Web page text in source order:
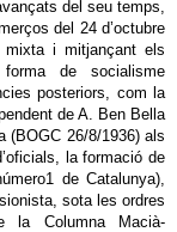
del seu temps,
del 24 d’octubre
mixta i mitjançant els
de socialisme
posteriors, com la
de A. Ben Bella
(BOGC 26/8/1936) als
la formació de
de Catalunya),
sota les ordres
la Columna Macià-